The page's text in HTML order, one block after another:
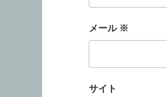
メール ※
サイト